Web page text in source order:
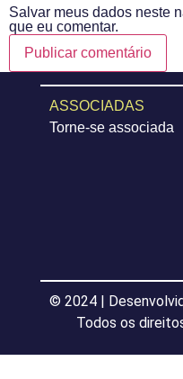
Salvar meus dados neste
que eu comentar.
ASSOCIADAS
Torne-se associada
© 2024 |
Todos os